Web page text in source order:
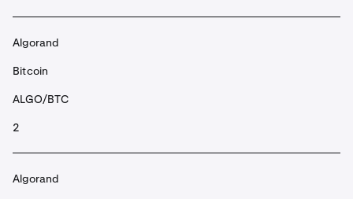
Algorand
Bitcoin
ALGO/BTC
2
Algorand